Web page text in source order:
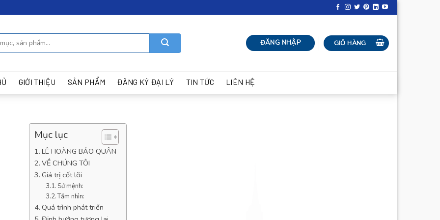
ĐĂNG NHẬP GIỎ HÀNG
GIỚI THIỆU SẢN PHẨM ĐĂNG KÝ ĐẠI LÝ TIN TỨC LIÊN HỆ
Mục lục
LÊ HOÀNG BẢO QUÂN
VỀ CHÚNG TÔI
Giá trị cốt lõi
Sứ mệnh:
Tầm nhìn:
Quá trình phát triển